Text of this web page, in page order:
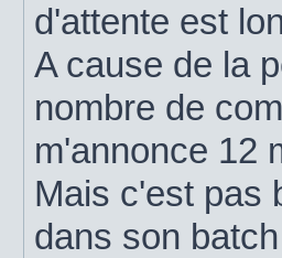
d'attente est
A cause de la
nombre de
m'annonce 12
Mais c'est pas
dans son